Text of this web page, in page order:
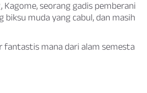
Kagome, seorang gadis pemberani
biksu muda yang cabul, dan masih
mana dari alam semesta